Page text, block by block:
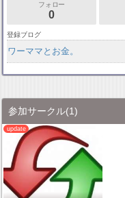
フォロー
0
登録ブログ
ワーママとお金。
参加サークル(1)